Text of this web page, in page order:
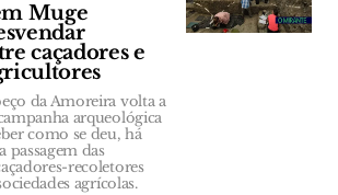
Muge
caçadores e
da Amoreira volta a
arqueológica
como se deu, há
passagem das
recoletores
agrícolas.